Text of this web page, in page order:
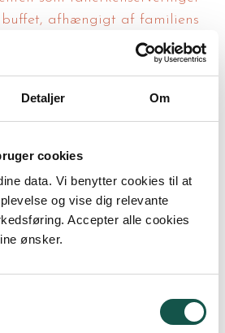
Detaljer Om
cookies
data. Vi benytter cookies til at
og vise dig relevante
Accepter alle cookies
ønsker.
afhængigt af familiens
konfirmationspakke. Vi lægger
og voksne får en god
så i som familie kan
med jeres gæster.
og pauser